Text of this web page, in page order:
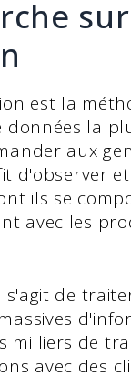
est la
données la
aux
d'observer
ils se
avec les
s'agit de
milliers de
avec des